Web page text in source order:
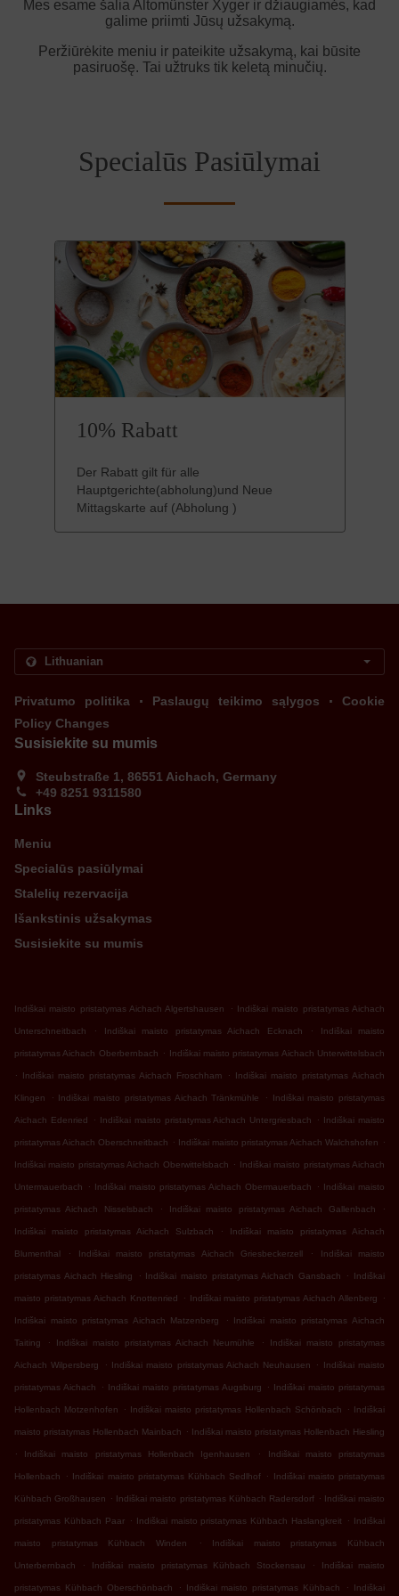
Mes esame šalia Altomünster Xyger ir džiaugiamės, kad
galime priimti Jūsų užsakymą.
Peržiūrėkite meniu ir pateikite užsakymą, kai būsite
pasiruošę. Tai užtruks tik keletą minučių.
Specialūs Pasiūlymai
10% Rabatt
Der Rabatt gilt für alle
Hauptgerichte(abholung)und Neue
Mittagskarte auf (Abholung )
Privatumo politika . Paslaugų teikimo sąlygos .
Cookie
Policy Changes
Susisiekite su mumis
Steubstraße 1, 86551 Aichach, Germany
+49 8251 9311580
Links
Meniu
Specialūs pasiūlymai
Stalelių rezervacija
Išankstinis užsakymas
Susisiekite su mumis
Indiškai maisto pristatymas Aichach Algertshausen . Indiškai maisto pristatymas Aichach
Unterschneitbach . Indiškai maisto pristatymas Aichach Ecknach . Indiškai maisto
pristatymas Aichach Oberbernbach . Indiškai maisto pristatymas Aichach Unterwittelsbach
.
Indiškai maisto pristatymas Aichach Froschham . Indiškai maisto pristatymas Aichach
Klingen . Indiškai maisto pristatymas Aichach Tränkmühle . Indiškai maisto pristatymas
Aichach Edenried . Indiškai maisto pristatymas Aichach Untergriesbach . Indiškai maisto
pristatymas Aichach Oberschneitbach . Indiškai maisto pristatymas Aichach Walchshofen .
Indiškai maisto pristatymas Aichach Oberwittelsbach . Indiškai maisto pristatymas Aichach
Untermauerbach . Indiškai maisto pristatymas Aichach Obermauerbach . Indiškai maisto
pristatymas Aichach Nisselsbach . Indiškai maisto pristatymas Aichach Gallenbach .
Indiškai maisto pristatymas Aichach Sulzbach . Indiškai maisto pristatymas Aichach
Blumenthal . Indiškai maisto pristatymas Aichach Griesbeckerzell . Indiškai maisto
pristatymas Aichach Hiesling . Indiškai maisto pristatymas Aichach Gansbach . Indiškai
maisto pristatymas Aichach Knottenried . Indiškai maisto pristatymas Aichach Allenberg .
Indiškai maisto pristatymas Aichach Matzenberg . Indiškai maisto pristatymas Aichach
Taiting . Indiškai maisto pristatymas Aichach Neumühle . Indiškai maisto pristatymas
Aichach Wilpersberg . Indiškai maisto pristatymas Aichach Neuhausen . Indiškai maisto
pristatymas Aichach . Indiškai maisto pristatymas Augsburg . Indiškai maisto pristatymas
Hollenbach Motzenhofen . Indiškai maisto pristatymas Hollenbach Schönbach . Indiškai
maisto pristatymas Hollenbach Mainbach . Indiškai maisto pristatymas Hollenbach Hiesling
.
Indiškai maisto pristatymas Hollenbach Igenhausen . Indiškai maisto pristatymas
Hollenbach . Indiškai maisto pristatymas Kühbach Sedlhof . Indiškai maisto pristatymas
Kühbach Großhausen . Indiškai maisto pristatymas Kühbach Radersdorf . Indiškai maisto
pristatymas Kühbach Paar . Indiškai maisto pristatymas Kühbach Haslangkreit . Indiškai
maisto pristatymas Kühbach Winden . Indiškai maisto pristatymas Kühbach
Unterbernbach . Indiškai maisto pristatymas Kühbach Stockensau . Indiškai maisto
pristatymas Kühbach Oberschönbach . Indiškai maisto pristatymas Kühbach . Indiškai